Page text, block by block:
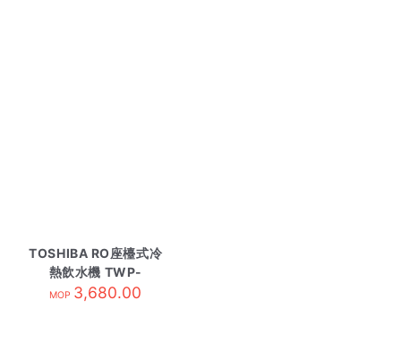
TOSHIBA RO座檯式冷
熱飲水機 TWP-
W2265THK/W
MOP 3,680.00